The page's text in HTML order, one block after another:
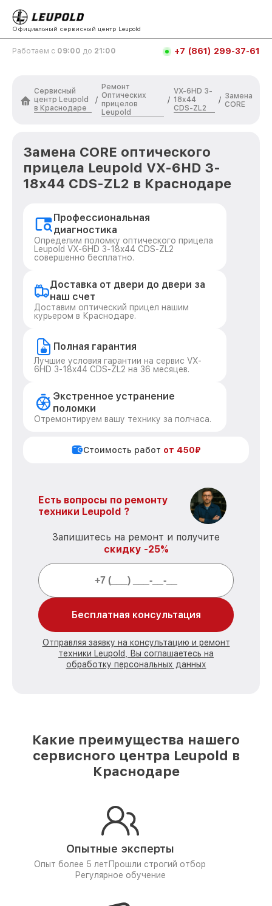
Официальный сервисный центр Leupold
Работаем с 09:00 до 21:00 +7 (861) 299-37-61
Сервисный
центр Leupold
в Краснодаре
/
Ремонт
Оптических
прицелов
Leupold
/
VX-6HD 3-
18x44
CDS-ZL2
/ Замена
CORE
Замена CORE оптического
прицела Leupold VX-6HD 3-
18x44 CDS-ZL2 в Краснодаре
Профессиональная
диагностика
Определим поломку оптического прицела
Leupold VX-6HD 3-18x44 CDS-ZL2
совершенно бесплатно.
Доставка от двери до двери за
наш счет
Доставим оптический прицел нашим
курьером в Краснодаре.
Полная гарантия
Лучшие условия гарантии на сервис VX-
6HD 3-18x44 CDS-ZL2 на 36 месяцев.
Экстренное устранение
поломки
Отремонтируем вашу технику за полчаса.
Стоимость работ от 450₽
Есть вопросы по ремонту
техники Leupold ?
Запишитесь на ремонт и получите
скидку -25%
Бесплатная консультация
Отправляя заявку на консультацию и ремонт
техники Leupold, Вы соглашаетесь на
обработку персональных данных
Какие преимущества нашего
сервисного центра Leupold в
Краснодаре
Опытные эксперты
Опыт более 5 лет Прошли строгий отбор
Регулярное обучение